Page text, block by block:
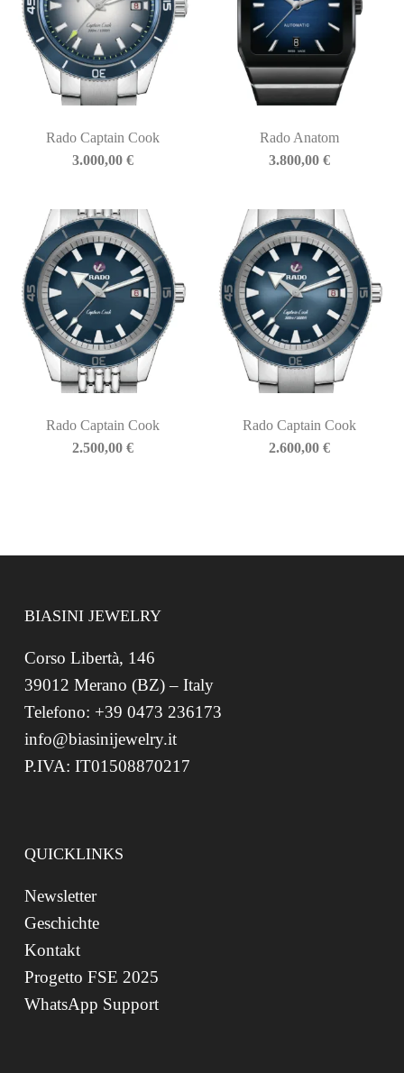
Rado Captain Cook
3.000,00 €
Rado Anatom
3.800,00€
Rado Captain Cook
2.500,00 €
Rado Captain Cook
2.600,00€
BIASINI JEWELRY
Corso Libertà, 146
39012 Merano (BZ) – Italy
Telefono: +39 0473 236173
info@biasinijewelry.it
P.IVA: IT01508870217
QUICKLINKS
Newsletter
Geschichte
Kontakt
Progetto FSE 2025
WhatsApp Support